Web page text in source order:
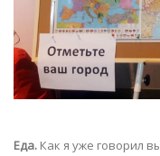
Еда. Как я уже говорил